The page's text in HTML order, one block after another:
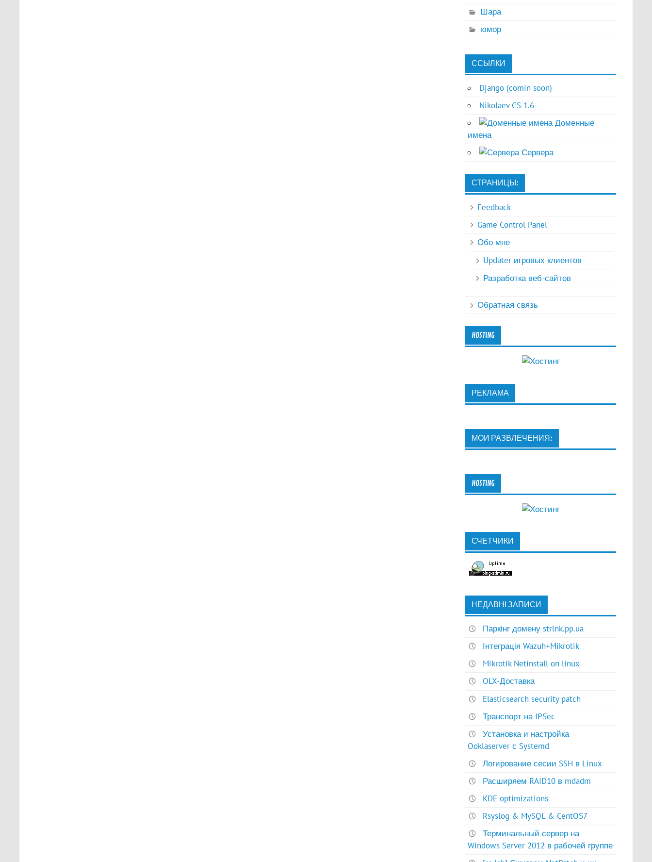
Шара
юмор
ССЫЛКИ
Django (comin soon)
Nikolaev CS 1.6
Доменные
имена
Сервера
СТРАНИЦЫ:
Feedback
Game Control Panel
Обо мне
Updater игровых клиентов
Разработка веб-сайтов
Обратная связь
HOSTING
РЕКЛАМА
МОИ РАЗВЛЕЧЕНИЯ:
HOSTING
СЧЕТЧИКИ
НЕДАВНІ ЗАПИСИ
Паркінг домену strlnk.pp.ua
Інтеграція Wazuh+Mikrotik
Mikrotik Netinstall on linux
OLX-Доставка
Elasticsearch security patch
Транспорт на IPSec
Установка и настройка
Ooklaserver с Systemd
Логирование сесии SSH в Linux
Расширяем RAID10 в mdadm
KDE optimizations
Rsyslog & MySQL & CentOS7
Терминальный сервер на
Windows Server 2012 в рабочей группе